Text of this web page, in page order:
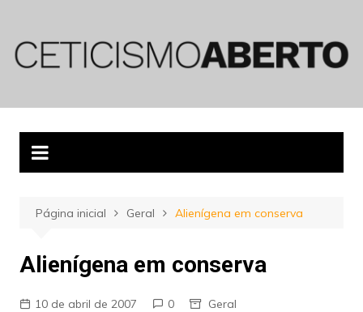
conteúdo
Página inicial Geral Alienígena em conserva
Alienígena em conserva
10 de abril de 2007 0 Geral